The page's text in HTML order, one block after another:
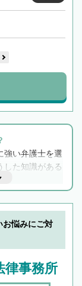
強い弁護士を選
した知識がある
み、トラブル
で任せることが
からむ分野なの
に電話や面談
が合う方に依
お悩みにご対
律事務所